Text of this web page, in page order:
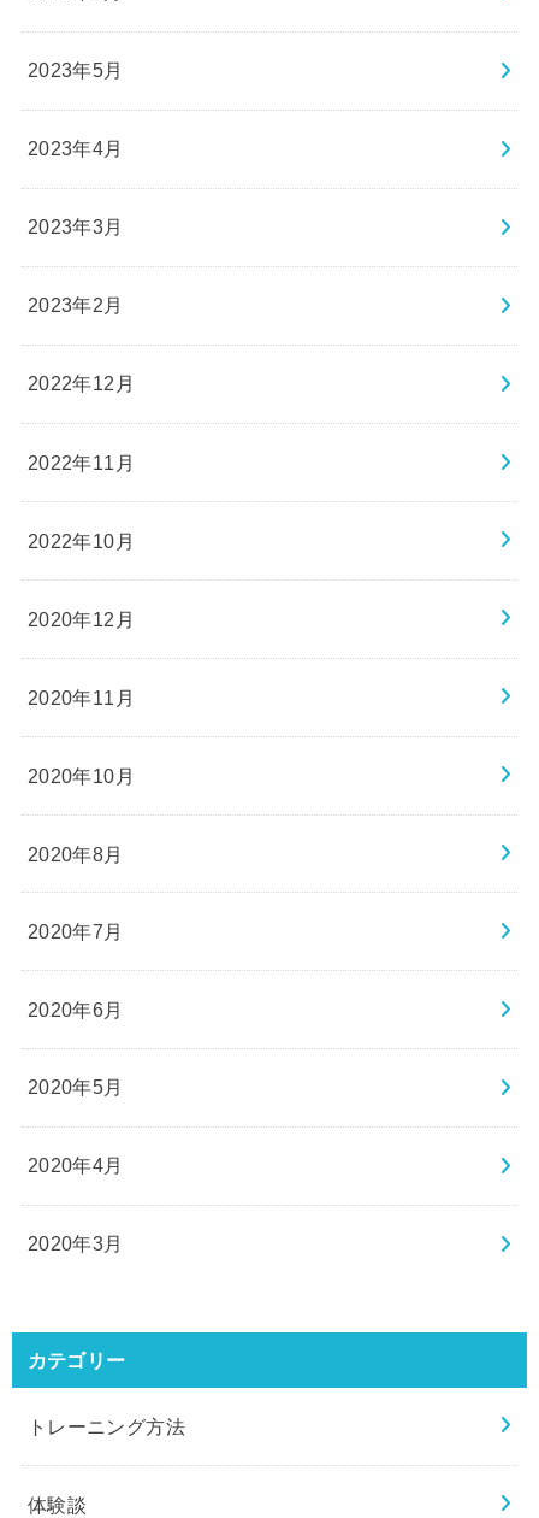
2023年5月
2023年4月
2023年3月
2023年2月
2022年12月
2022年11月
2022年10月
2020年12月
2020年11月
2020年10月
2020年8月
2020年7月
2020年6月
2020年5月
2020年4月
2020年3月
カテゴリー
トレーニング方法
体験談